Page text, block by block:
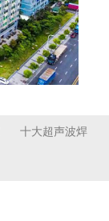
十大超声波焊